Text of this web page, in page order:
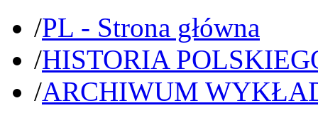
/PL - Strona główna
/HISTORIA
/ARCHIWUM